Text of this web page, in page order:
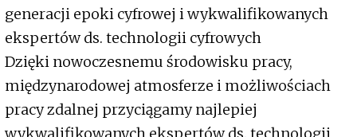
generacji epoki cyfrowej i wykwalifikowanych
ekspertów ds. technologii cyfrowych
Dzięki nowoczesnemu środowisku pracy,
międzynarodowej atmosferze i możliwościach
pracy zdalnej przyciągamy najlepiej